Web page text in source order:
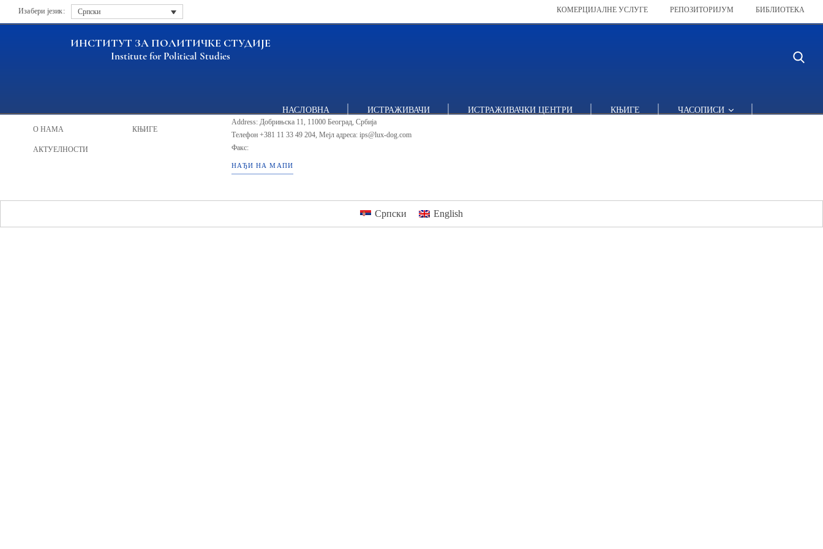
Изабери језик: Српски КОМЕРЦИЈАЛНЕ УСЛУГЕ РЕПОЗИТОРИЈУМ БИБЛИОТЕКА
ИНСТИТУТ ЗА ПОЛИТИЧКЕ СТУДИЈЕ
Institute for Political Studies
НАСЛОВНА ИСТРАЖИВАЧИ ИСТРАЖИВАЧКИ ЦЕНТРИ КЊИГЕ ЧАСОПИСИ
О НАМА
АКТУЕЛНОСТИ
КЊИГЕ
ИПС - Институт за политичке студије
Address: Добрињска 11, 11000 Београд, Србија
Телефон +381 11 33 49 204, Мејл адреса: ips@lux-dog.com
Факс:
НАЂИ НА МАПИ
Српски English